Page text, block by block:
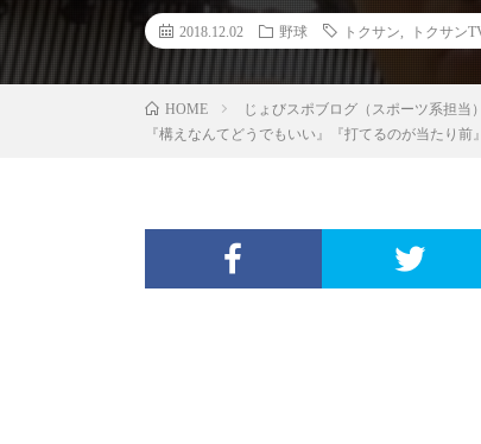
2018.12.02 野球 トクサン トクサン
HOME じょびスポブログ（スポーツ系担当）
『構えなんてどうでもいい』『打てるのが当たり